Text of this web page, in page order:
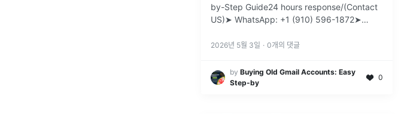
by-Step Guide24 hours response/(Contact
US)➤ WhatsApp: +1 (910) 596-1872➤
2026년 5월 3일 · 0개의 댓글
by Buying Old Gmail Accounts: Easy
Step-by
0